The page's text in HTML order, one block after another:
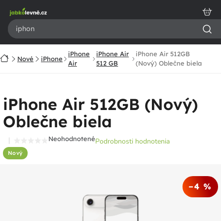
obsah
Domov
Nové iPhone
iPhone
Air
iPhone Air
512 GB
iPhone Air 512GB
(Nový) Oblečne biela
iPhone Air 512GB (Nový)
Oblečne biela
Nový
NeohodnotenéPodrobnosti hodnotenia
–4 %